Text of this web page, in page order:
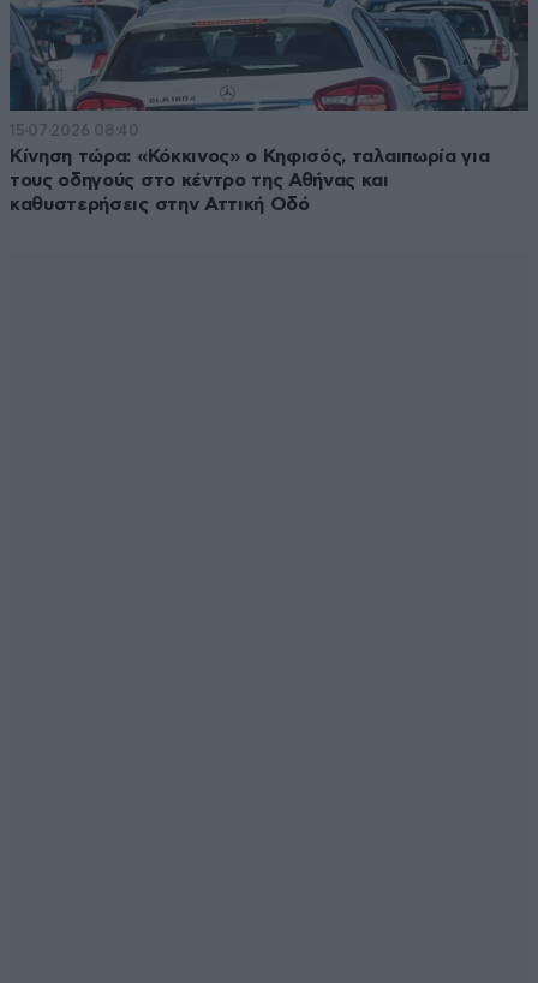
15·07·2026 08:40
Κίνηση τώρα: «Κόκκινος» ο Κηφισός, ταλαιπωρία για
τους οδηγούς στο κέντρο της Αθήνας και
καθυστερήσεις στην Αττική Οδό